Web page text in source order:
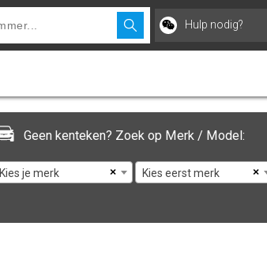
Hulp nodig?
Geen kenteken? Zoek op Merk / Model:
×
Kies je merk ×
Kies eerst merk